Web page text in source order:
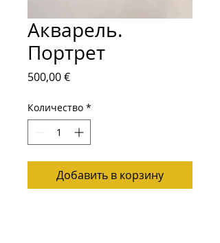
Акварель.
Портрет
500,00 €Цена
Количество *
Добавить в корзину